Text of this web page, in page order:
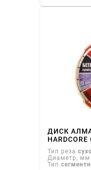
ДИСК
Тип реза
Диаметр, мм
Тип